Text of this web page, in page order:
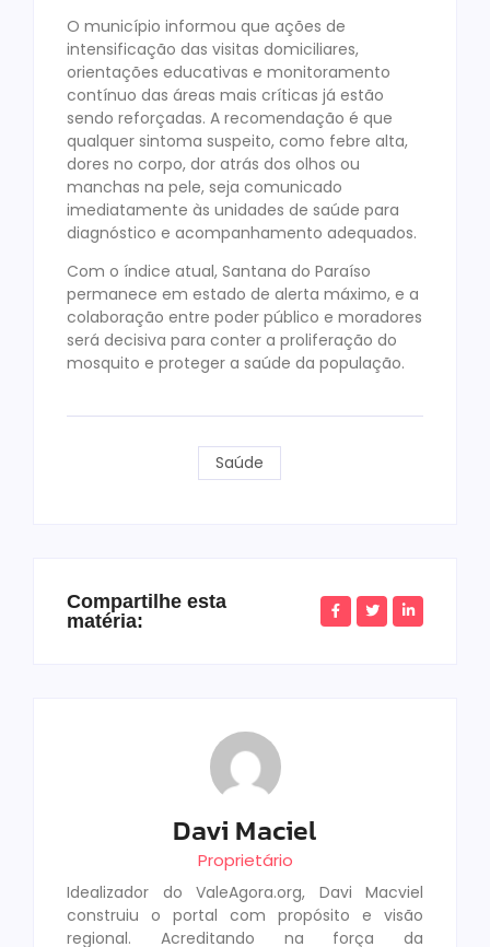
O município informou que ações de
intensificação das visitas domiciliares,
orientações educativas e monitoramento
contínuo das áreas mais críticas já estão
sendo reforçadas. A recomendação é que
qualquer sintoma suspeito, como febre alta,
dores no corpo, dor atrás dos olhos ou
manchas na pele, seja comunicado
imediatamente às unidades de saúde para
diagnóstico e acompanhamento adequados.
Com o índice atual, Santana do Paraíso
permanece em estado de alerta máximo, e a
colaboração entre poder público e moradores
será decisiva para conter a proliferação do
mosquito e proteger a saúde da população.
Saúde
Compartilhe esta
matéria:
Davi Maciel
Proprietário
Idealizador do ValeAgora.org, Davi Macviel
construiu o portal com propósito e visão
regional. Acreditando na força da